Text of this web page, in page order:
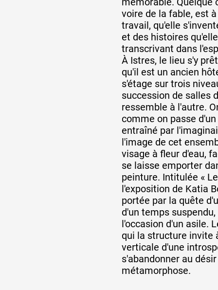
1% œuvres
public
Réseau
De A à Z
Année par année
Collection vidéos
voire de la fable, est
travail, qu'elle
et des histoires
transcrivant dans
À Istres, le lieu s'y
qu'il est un ancien
s'étage sur trois
succession de salles
ressemble à l'autre.
comme on passe
entraîné par
l'image de cet
visage à fleur d'eau,
se laisse emporter
peinture. Intitulée «
l'exposition de Katia
portée par la quête
d'un temps
l'occasion d'un asile.
qui la structure invite
verticale d'une
s'abandonner au
métamorphose.